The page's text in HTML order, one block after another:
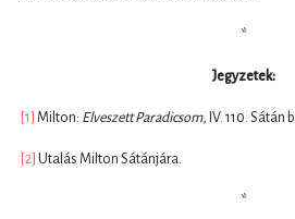
*
Jegyzetek:
[1] Milton: Elveszett Paradicsom, IV. 110. Sátán
[2] Utalás Milton Sátánjára.
*